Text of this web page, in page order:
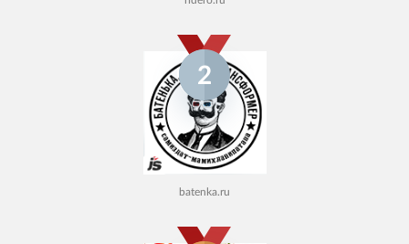
2
batenka.ru